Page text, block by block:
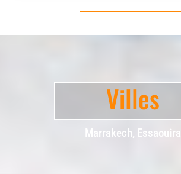
Villes
Marrakech, Essaouira